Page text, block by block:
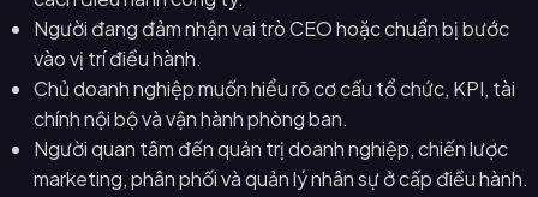
Người đang đảm nhận vai trò CEO hoặc chuẩn bị bước
vào vị trí điều hành.
Chủ doanh nghiệp muốn hiểu rõ cơ cấu tổ chức, KPI, tài
chính nội bộ và vận hành phòng ban.
Người quan tâm đến quản trị doanh nghiệp, chiến lược
marketing, phân phối và quản lý nhân sự ở cấp điều hành.